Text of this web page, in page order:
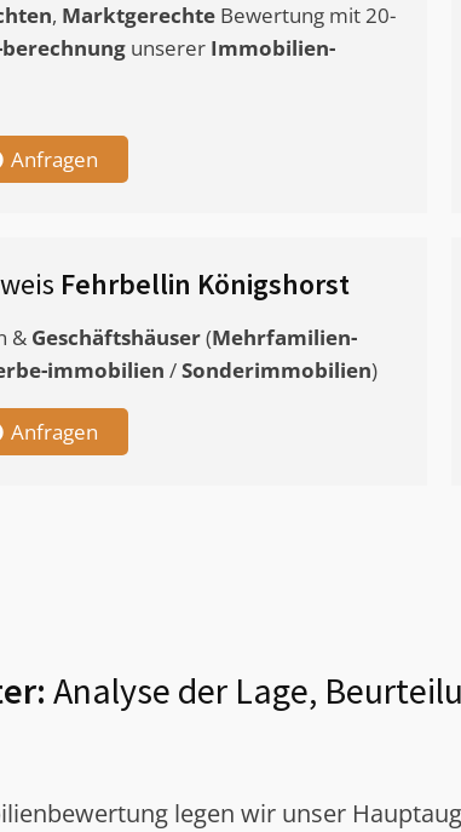
, Marktgerechte Bewertung mit 20-
unserer Immobilien-
Anfragen
Fehrbellin Königshorst
& Geschäftshäuser(Mehrfamilien-
immobilien /Sonderimmobilien)
Anfragen
Analyse der Lage,
legen wir unser